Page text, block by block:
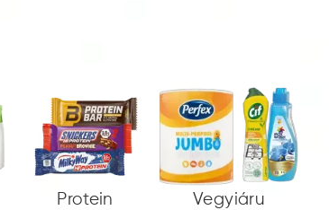
Protein Vegyiáru